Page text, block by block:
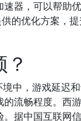
器，可以帮助
的优化方案，
中，游戏延迟
流畅程度。西
据中国互联网